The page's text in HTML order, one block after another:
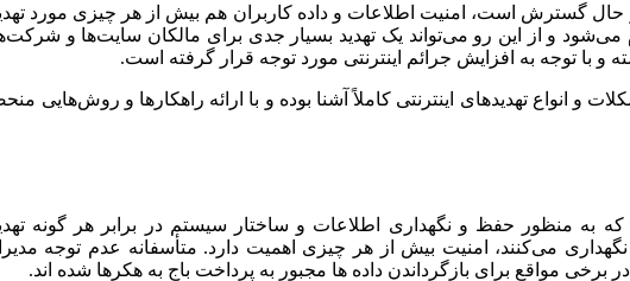
در حال گسترش است، امنیت اطلاعات و داده کاربران هم بیش از هر چیزی
و از این رو می‌تواند یک تهدید بسیار جدی برای مالکان سایت‌ها و
توجه به افزایش جرائم اینترنتی مورد توجه قرار گرفته است.
انواع تهدیدهای اینترنتی کاملاً آشنا بوده و با ارائه راهکارها و
که به منظور حفظ و نگهداری اطلاعات و ساختار سیستم در برابر هر
نگهداری می‌کنند، امنیت بیش از هر چیزی اهمیت دارد. متأسفانه عدم توجه
مواقع برای بازگرداندن داده ها مجبور به پرداخت باج به هکرها شده اند.